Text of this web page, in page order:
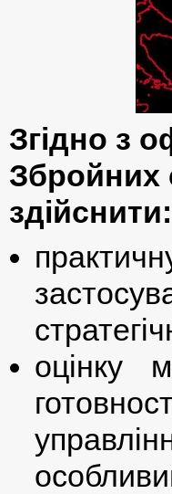
Згідно з
Збройних
здійснити:
оцінку